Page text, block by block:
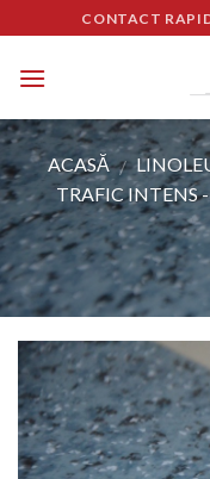
content
CONTACT
ACASĂ /
TRAFIC INTENS